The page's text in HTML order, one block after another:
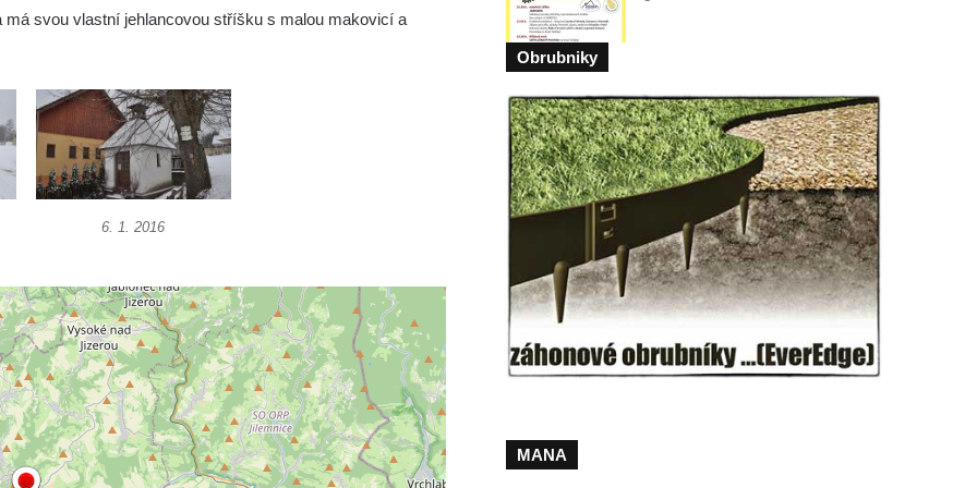
svou vlastní jehlancovou stříšku s malou makovicí a
6. 1. 2016
Obrubniky
MANA